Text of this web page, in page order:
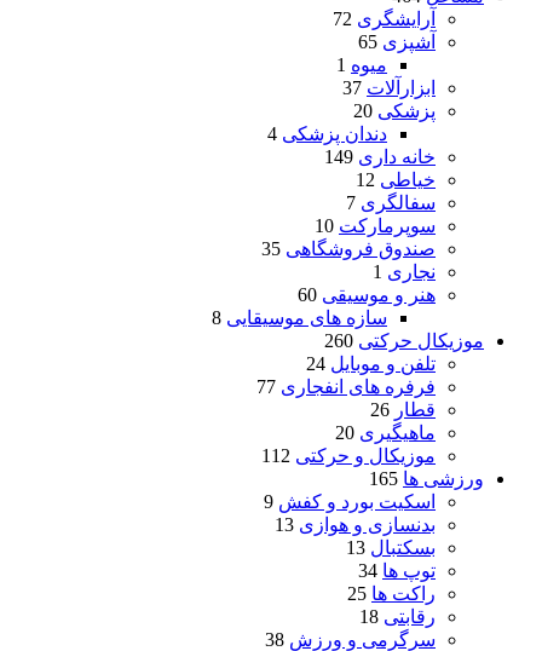
آرایشگری 72
آشپزی 65
میوه 1
ابزارآلات 37
پزشکی 20
دندان پزشکی 4
خانه داری 149
خیاطی 12
سفالگری 7
سوپرمارکت 10
صندوق فروشگاهی 35
نجاری 1
هنر و موسیقی 60
سازه های موسیقایی 8
موزیکال حرکتی 260
تلفن و موبایل 24
فرفره های انفجاری 77
قطار 26
ماهیگیری 20
موزیکال و حرکتی 112
ورزشی ها 165
اسکیت بورد و کفش 9
بدنسازی و هوازی 13
بسکتبال 13
توپ ها 34
راکت ها 25
رقابتی 18
سرگرمی و ورزش 38